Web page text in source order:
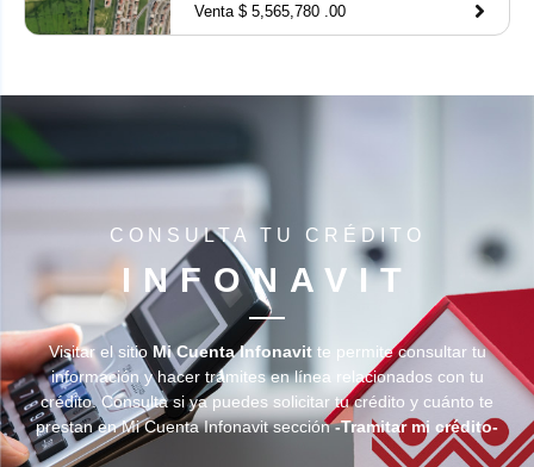
Venta $ 5,565,780 .00
CONSULTA TU CRÉDITO
INFONAVIT
Visitar el sitioMi Cuenta Infonavitte permite consultar tu
información y hacer trámites en línea relacionados con tu
crédito. Consulta si ya puedes solicitar tu crédito y cuánto te
prestan en Mi Cuenta Infonavit sección-Tramitar mi crédito-